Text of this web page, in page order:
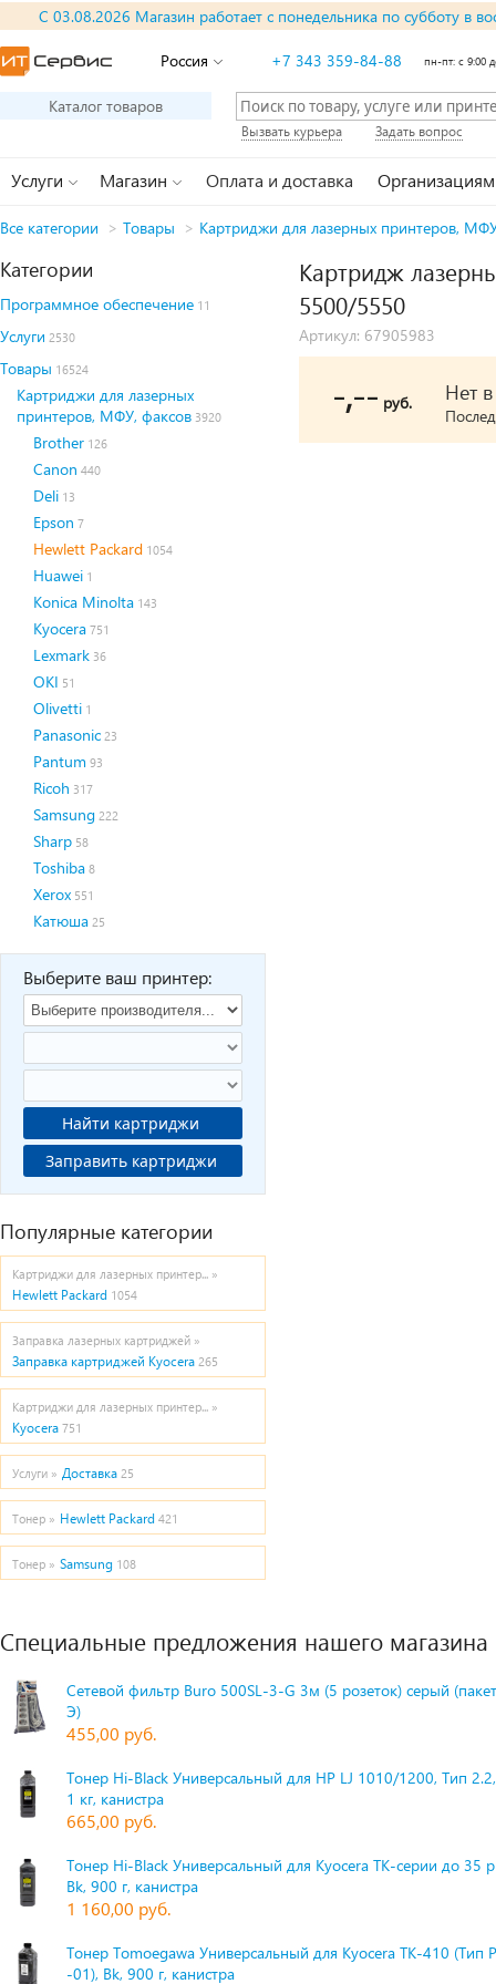
С 03.08.2026 Магазин работает с понедельника по субботу в
Россия +7 343 359-84-88 пн-пт: с 9:00
Каталог товаров
Вызвать курьера Задать вопрос
Услуги Магазин Оплата и доставка Организациям
Все категории > Товары > Картриджи для лазерных принтеров,
Категории
Программное обеспечение 11
Услуги 2530
Товары 16524
Картриджи для лазерных
принтеров, МФУ, факсов 3920
Brother 126
Canon 440
Deli 13
Epson 7
Hewlett Packard 1054
Huawei 1
Konica Minolta 143
Kyocera 751
Lexmark 36
OKI 51
Olivetti 1
Panasonic 23
Pantum 93
Ricoh 317
Samsung 222
Sharp 58
Toshiba 8
Xerox 551
Катюша 25
Выберите ваш принтер:
Найти картриджи
Заправить картриджи
Популярные категории
Картриджи для лазерных принтер... »
Hewlett Packard 1054
Заправка лазерных картриджей »
Заправка картриджей Kyocera 265
Картриджи для лазерных принтер... »
Kyocera 751
Услуги » Доставка 25
Тонер » Hewlett Packard 421
Тонер » Samsung 108
Картридж
5500/5550
Артикул: 67905983
-,-- руб. Нет
Специальные предложения нашего магазина
Сетевой фильтр Buro 500SL-3-G 3м (5 розеток) серый
Э)
455,00 руб.
Тонер Hi-Black Универсальный для HP LJ 1010/1200, Тип
1 кг, канистра
665,00 руб.
Тонер Hi-Black Универсальный для Kyocera TK-серии до 35
Bk, 900 г, канистра
1 160,00 руб.
Тонер Tomoegawa Универсальный для Kyocera TK-410 (Тип
-01), Bk, 900 г, канистра